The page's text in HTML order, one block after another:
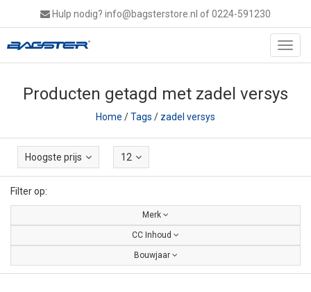
Hulp nodig? info@bagsterstore.nl of 0224-591230
Producten getagd met zadel versys
Home /Tags / zadel versys
Hoogste prijs 12
Filter op:
Merk
CC Inhoud
Bouwjaar